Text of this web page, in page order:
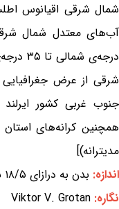
شرقی از عرض جغرافیایی
جنوب غربی کشور ایرلند
همچنین کرانه‌های استان
مدیترانه)]
اندازه: بدن به درازای ۱۸/۵ سانتی‌متر
نگاره: Viktor V. Grotan